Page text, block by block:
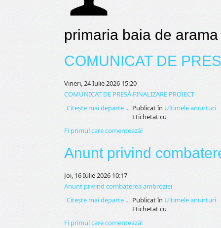
primaria baia de arama
COMUNICAT DE
Vineri, 24 Iulie 2026 15:20
COMUNICAT DE PRESĂ FINALIZARE PROIECT
Citeşte mai departe ... Publicat în Ultimele anunturi
Etichetat cu
Fi primul care comentează!
Anunt privind
Joi, 16 Iulie 2026 10:17
Anunt privind combaterea ambroziei
Citeşte mai departe ... Publicat în Ultimele anunturi
Etichetat cu
Fi primul care comentează!